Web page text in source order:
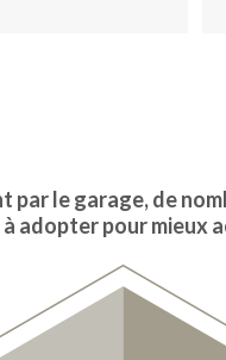
par le garage, de
adopter pour mieux